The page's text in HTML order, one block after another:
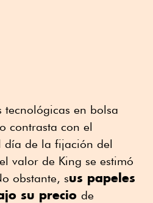
tecnológicas en bolsa
contrasta con el
día de la fijación del
valor de King se estimó
obstante, sus papeles
su precio de